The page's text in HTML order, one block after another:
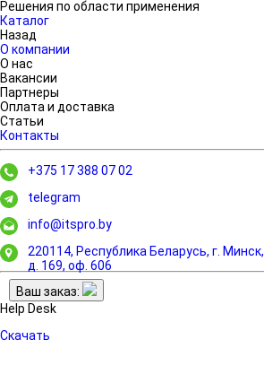
Решения по области применения
Каталог
Назад
О компании
О нас
Вакансии
Партнеры
Оплата и доставка
Статьи
Контакты
+375 17 388 07 02
telegram
info@itspro.by
220114, Республика Беларусь, г. Минск,
д. 169, оф. 606
Ваш заказ:
Help Desk
Скачать